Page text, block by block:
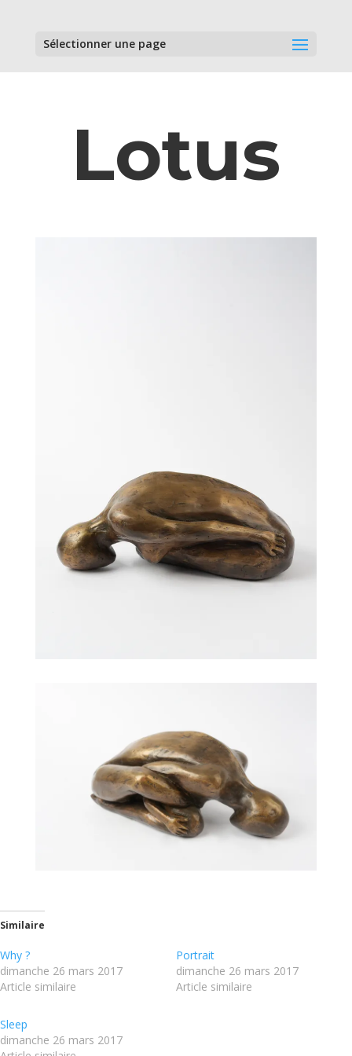
Sélectionner une page
Lotus
Similaire
Why ?
dimanche 26 mars 2017
Article similaire
Portrait
dimanche 26 mars 2017
Article similaire
Sleep
dimanche 26 mars 2017